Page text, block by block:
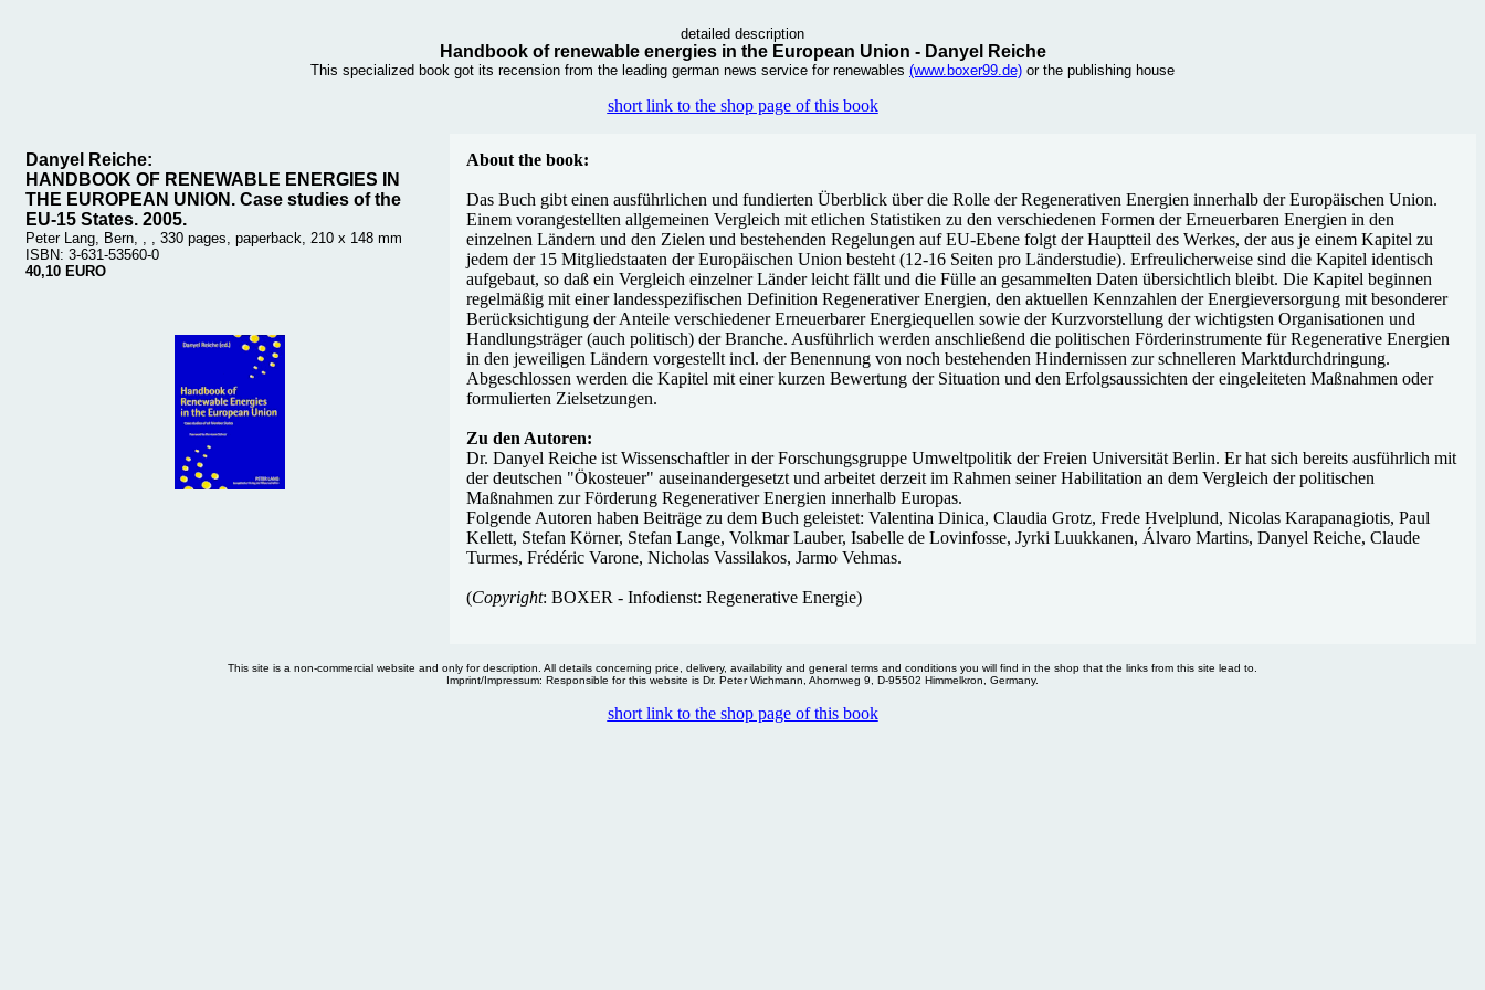
detailed description
Handbook of renewable energies in the European Union - Danyel Reiche
This specialized book got its recension from the leading german news service for renewables (www.boxer99.de) or the publishing house
short link to the shop page of this book
Danyel Reiche:
HANDBOOK OF RENEWABLE ENERGIES IN
THE EUROPEAN UNION. Case studies of the
EU-15 States. 2005.
Peter Lang, Bern, , , 330 pages, paperback, 210 x 148 mm
ISBN: 3-631-53560-0
40,10 EURO
About the book:
Das Buch gibt einen ausführlichen und fundierten Überblick über die Rolle der Regenerativen Energien innerhalb der Europäischen Union.
Einem vorangestellten allgemeinen Vergleich mit etlichen Statistiken zu den verschiedenen Formen der Erneuerbaren Energien in den
einzelnen Ländern und den Zielen und bestehenden Regelungen auf EU-Ebene folgt der Hauptteil des Werkes, der aus je einem Kapitel zu
jedem der 15 Mitgliedstaaten der Europäischen Union besteht (12-16 Seiten pro Länderstudie). Erfreulicherweise sind die Kapitel identisch
aufgebaut, so daß ein Vergleich einzelner Länder leicht fällt und die Fülle an gesammelten Daten übersichtlich bleibt. Die Kapitel beginnen
regelmäßig mit einer landesspezifischen Definition Regenerativer Energien, den aktuellen Kennzahlen der Energieversorgung mit besonderer
Berücksichtigung der Anteile verschiedener Erneuerbarer Energiequellen sowie der Kurzvorstellung der wichtigsten Organisationen und
Handlungsträger (auch politisch) der Branche. Ausführlich werden anschließend die politischen Förderinstrumente für Regenerative Energien
in den jeweiligen Ländern vorgestellt incl. der Benennung von noch bestehenden Hindernissen zur schnelleren Marktdurchdringung.
Abgeschlossen werden die Kapitel mit einer kurzen Bewertung der Situation und den Erfolgsaussichten der eingeleiteten Maßnahmen oder
formulierten Zielsetzungen.
Zu den Autoren:
Dr. Danyel Reiche ist Wissenschaftler in der Forschungsgruppe Umweltpolitik der Freien Universität Berlin. Er hat sich bereits ausführlich mit
der deutschen "Ökosteuer" auseinandergesetzt und arbeitet derzeit im Rahmen seiner Habilitation an dem Vergleich der politischen
Maßnahmen zur Förderung Regenerativer Energien innerhalb Europas.
Folgende Autoren haben Beiträge zu dem Buch geleistet: Valentina Dinica, Claudia Grotz, Frede Hvelplund, Nicolas Karapanagiotis, Paul
Kellett, Stefan Körner, Stefan Lange, Volkmar Lauber, Isabelle de Lovinfosse, Jyrki Luukkanen, Álvaro Martins, Danyel Reiche, Claude
Turmes, Frédéric Varone, Nicholas Vassilakos, Jarmo Vehmas.
(Copyright: BOXER - Infodienst: Regenerative Energie)
This site is a non-commercial website and only for description. All details concerning price, delivery, availability and general terms and conditions you will find in the shop that the links from this site lead to.
Imprint/Impressum: Responsible for this website is Dr. Peter Wichmann, Ahornweg 9, D-95502 Himmelkron, Germany.
short link to the shop page of this book